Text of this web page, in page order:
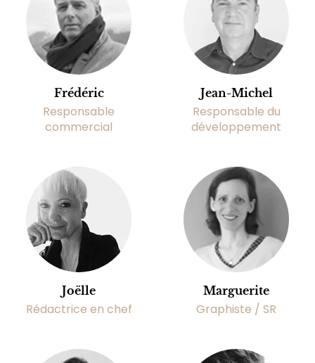
Frédéric
Responsable
commercial
Jean-Michel
Responsable du
développement
Joëlle
Rédactrice en chef
Marguerite
Graphiste / SR